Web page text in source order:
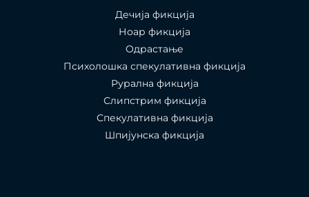
Дечија фикција
Ноар фикција
Одрастање
Психолошка спекулативна фикција
Рурална фикција
Слипстрим фикција
Спекулативна фикција
Шпијунска фикција